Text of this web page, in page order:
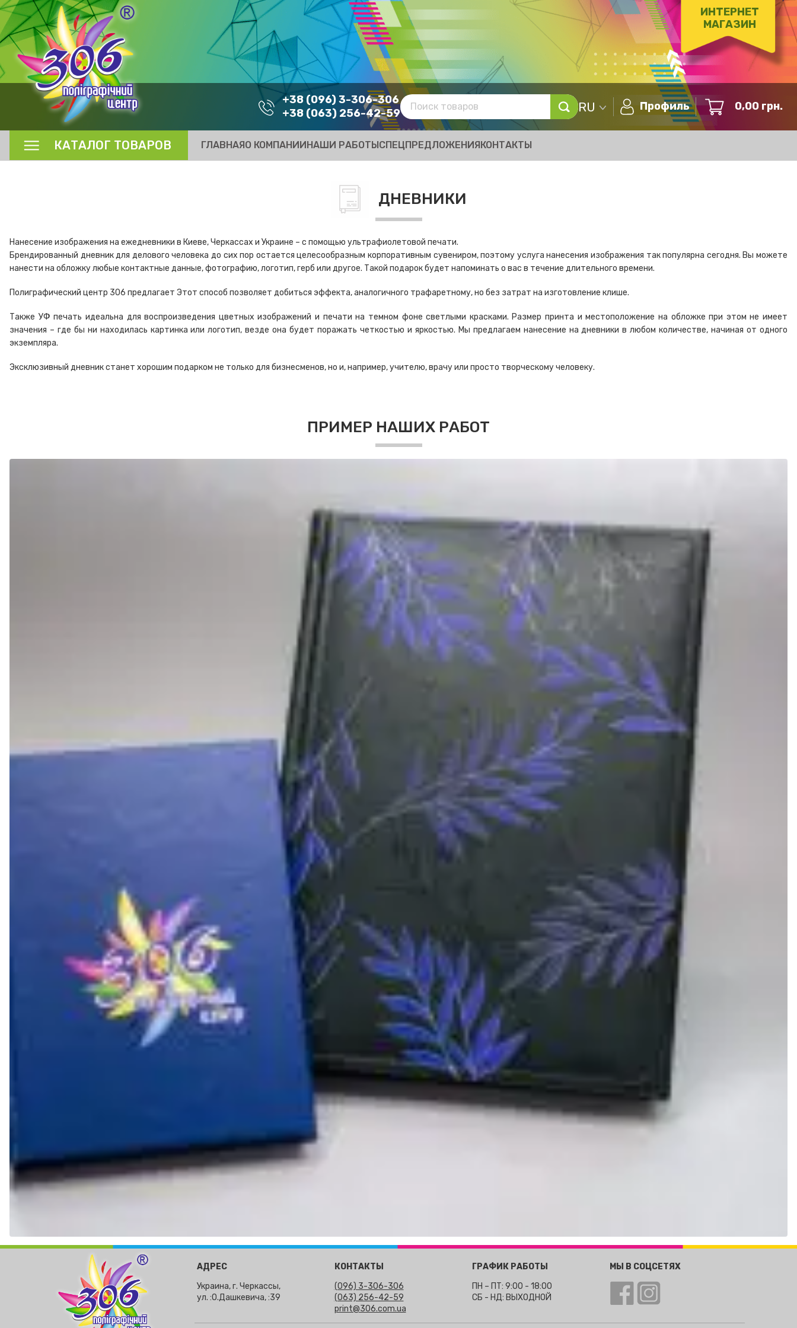
ИНТЕРНЕТ
МАГАЗИН
+38 (096) 3-306-306
+38 (063) 256-42-59
RU Профиль 0,00 грн.
КАТАЛОГ ТОВАРОВ ГЛАВНАЯО КОМПАНИИНАШИ РАБОТЫСПЕЦПРЕДЛОЖЕНИЯКОНТАКТЫ
ДНЕВНИКИ
Нанесение изображения на ежедневники в Киеве, Черкассах и Украине – с помощью ультрафиолетовой печати.
Брендированный дневник для делового человека до сих пор остается целесообразным корпоративным сувениром, поэтому услуга нанесения изображения так популярна сегодня. Вы можете
нанести на обложку любые контактные данные, фотографию, логотип, герб или другое. Такой подарок будет напоминать о вас в течение длительного времени.
Полиграфический центр 306 предлагает Этот способ позволяет добиться эффекта, аналогичного трафаретному, но без затрат на изготовление клише.
Также УФ печать идеальна для воспроизведения цветных изображений и печати на темном фоне светлыми красками. Размер принта и местоположение на обложке при этом не имеет
значения – где бы ни находилась картинка или логотип, везде она будет поражать четкостью и яркостью. Мы предлагаем нанесение на дневники в любом количестве, начиная от одного
экземпляра.
Эксклюзивный дневник станет хорошим подарком не только для бизнесменов, но и, например, учителю, врачу или просто творческому человеку.
ПРИМЕР НАШИХ РАБОТ
АДРЕС
Украина, г. Черкассы,
ул. :О.Дашкевича, :39
КОНТАКТЫ
(096) 3-306-306
(063) 256-42-59
print@306.com.ua
ГРАФИК РАБОТЫ
ПН – ПТ: 9:00 - 18:00
СБ - НД: ВЫХОДНОЙ
МЫ В СОЦСЕТЯХ